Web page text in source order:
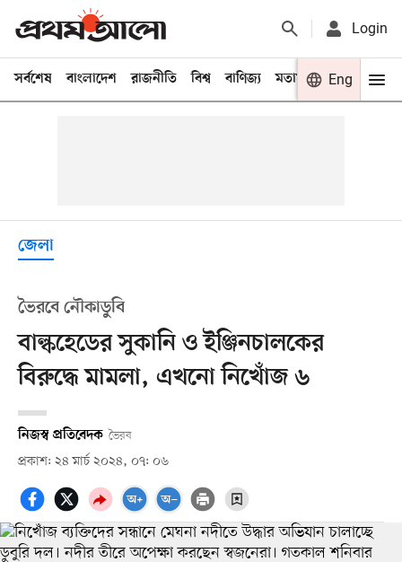
Login
সর্বশেষ বাংলাদেশ রাজনীতি বিশ্ব বাণিজ্য মতামত খেলা
Eng
জেলা
ভৈরবে নৌকাডুবি
বাল্কহেডের সুকানি ও ইঞ্জিনচালকের
বিরুদ্ধে মামলা, এখনো নিখোঁজ ৬
নিজস্ব প্রতিবেদক ভৈরব
প্রকাশ: ২৪ মার্চ ২০২৪, ০৭: ০৬